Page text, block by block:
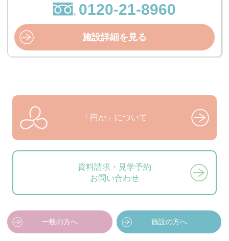
0120-21-8960
施設詳細を見る
「円か」について
資料請求・見学予約
お問い合わせ
一般の方へ 施設の方へ